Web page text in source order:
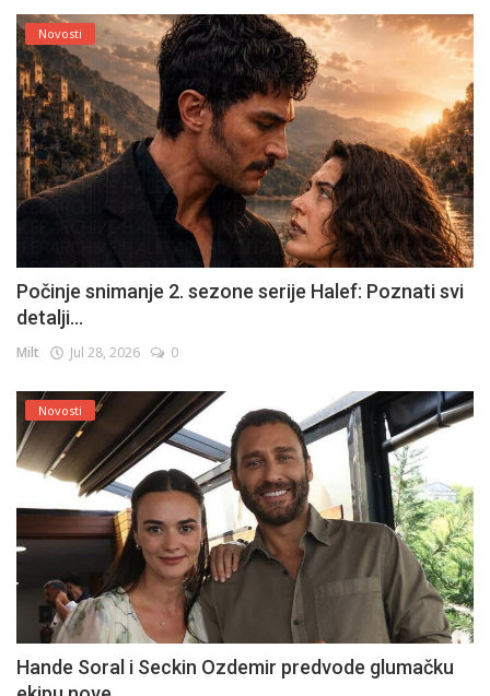
Novosti
Počinje snimanje 2. sezone serije Halef: Poznati svi
detalji...
Milt Jul 28, 2026 0
Novosti
Hande Soral i Seckin Ozdemir predvode glumačku